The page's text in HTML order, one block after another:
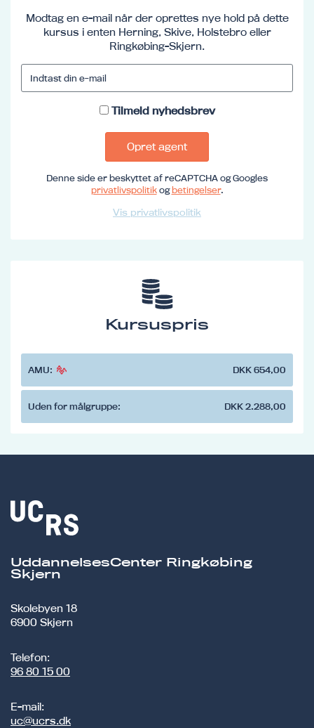
Modtag en e-mail når der oprettes nye hold på dette
kursus i enten Herning, Skive, Holstebro eller
Ringkøbing-Skjern.
Tilmeld nyhedsbrev
Opret agent
Denne side er beskyttet af reCAPTCHA og Googles
privatlivspolitikogbetingelser.
Vis privatlivspolitik
Kursuspris
AMU: DKK 654,00
Uden for målgruppe: DKK 2.288,00
UddannelsesCenter Ringkøbing
Skjern
Skolebyen 18
6900 Skjern
Telefon:
96 80 15 00
E-mail:
uc@ucrs.dk